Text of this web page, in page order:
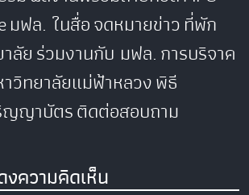
มฟล. ในสื่อจดหมายข่าวที่พัก
ลัยร่วมงานกับ มฟล.การบริจาค
วิทยาลัยแม่ฟ้าหลวงพิธี
ญญาบัตรติดต่อสอบถาม
ความคิดเห็น